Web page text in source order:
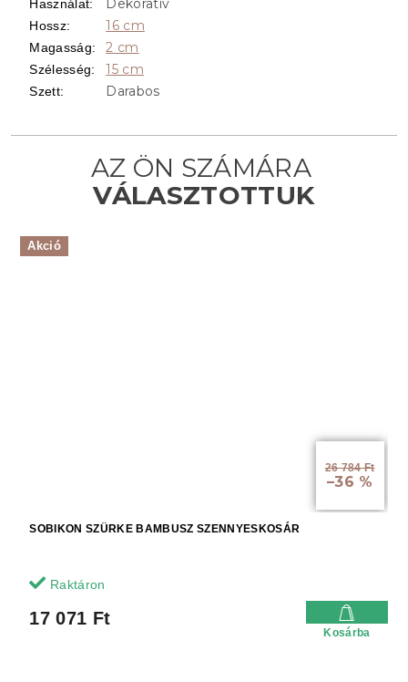
Akció
26 784 Ft
–36 %
SOBIKON SZÜRKE BAMBUSZ SZENNYESKOSÁR
Raktáron
17 071 Ft
Kosárba
Használat: Dekoratív
Hossz: 16 cm
Magasság: 2 cm
Szélesség: 15 cm
Szett: Darabos